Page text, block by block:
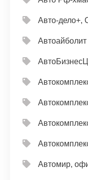
Авто-дело+,
Автоайболит
Автомир,